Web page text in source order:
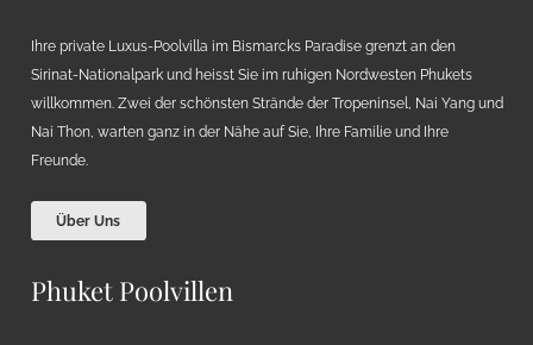
Ihre private Luxus-Poolvilla im Bismarcks Paradise grenzt an den
Sirinat-Nationalpark und heisst Sie im ruhigen Nordwesten Phukets
willkommen. Zwei der schönsten Strände der Tropeninsel, Nai Yang und
Nai Thon, warten ganz in der Nähe auf Sie, Ihre Familie und Ihre
Freunde.
Über Uns
Phuket Poolvillen